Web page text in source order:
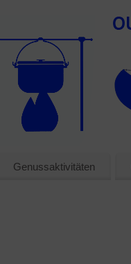
Genussaktivitäten